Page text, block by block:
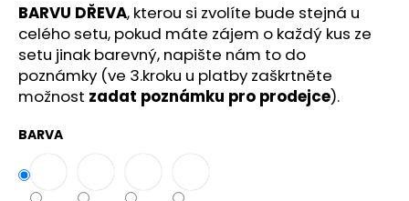
BARVU DŘEVA, kterou si zvolíte bude stejná u
celého setu, pokud máte zájem o každý kus ze
setu jinak barevný, napište nám to do
poznámky (ve 3.kroku u platby zaškrtněte
možnost zadat poznámku pro prodejce).
BARVA